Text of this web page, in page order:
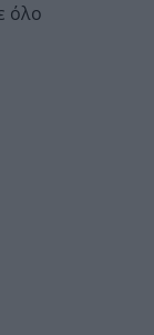
όλο